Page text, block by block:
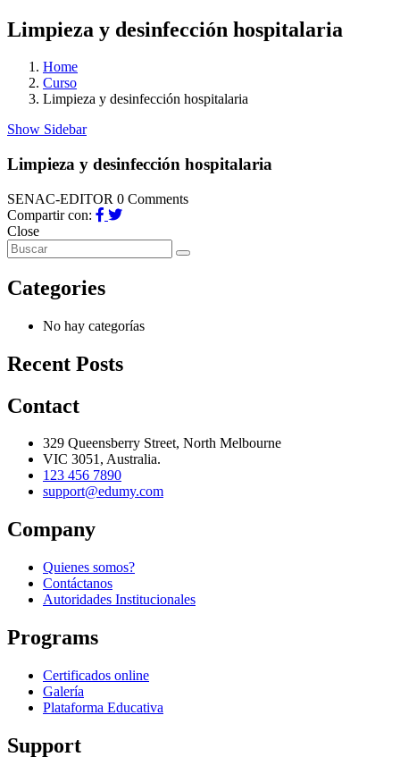
Limpieza y desinfección hospitalaria
Home
Curso
Limpieza y desinfección hospitalaria
Show Sidebar
Limpieza y desinfección hospitalaria
SENAC-EDITOR 0 Comments
Compartir con:
Close
Categories
No hay categorías
Recent Posts
Contact
329 Queensberry Street, North Melbourne
VIC 3051, Australia.
123 456 7890
support@edumy.com
Company
Quienes somos?
Contáctanos
Autoridades Institucionales
Programs
Certificados online
Galería
Plataforma Educativa
Support